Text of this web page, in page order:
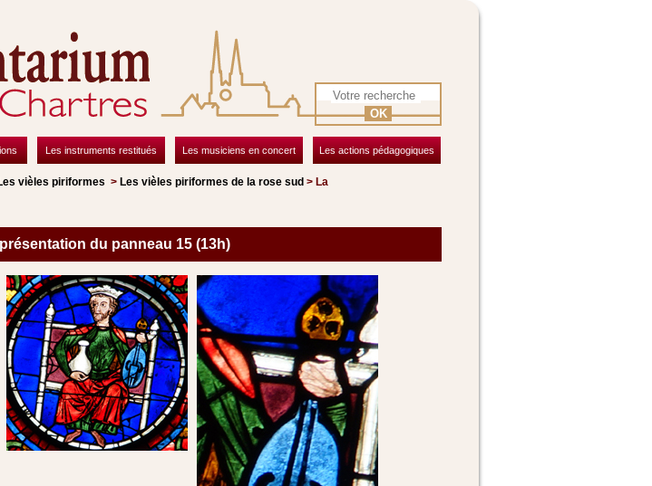
OK
Les instruments restitués Les musiciens en concert Les actions pédagogiques
vièles piriformes > Les vièles piriformes de la rose sud > La
du panneau 15 (13h)